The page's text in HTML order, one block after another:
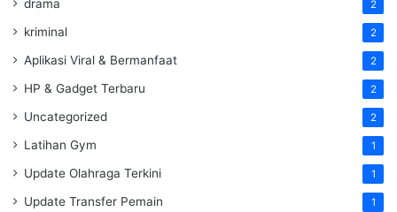
drama 2
kriminal 2
Aplikasi Viral & Bermanfaat 2
HP & Gadget Terbaru 2
Uncategorized 2
Latihan Gym 1
Update Olahraga Terkini 1
Update Transfer Pemain 1